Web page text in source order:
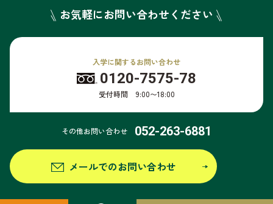
お気軽にお問い合わせください
入学に関するお問い合わせ
0120-7575-78
受付時間 9:00〜18:00
その他お問い合わせ 052-263-6881
メールでのお問い合わせ